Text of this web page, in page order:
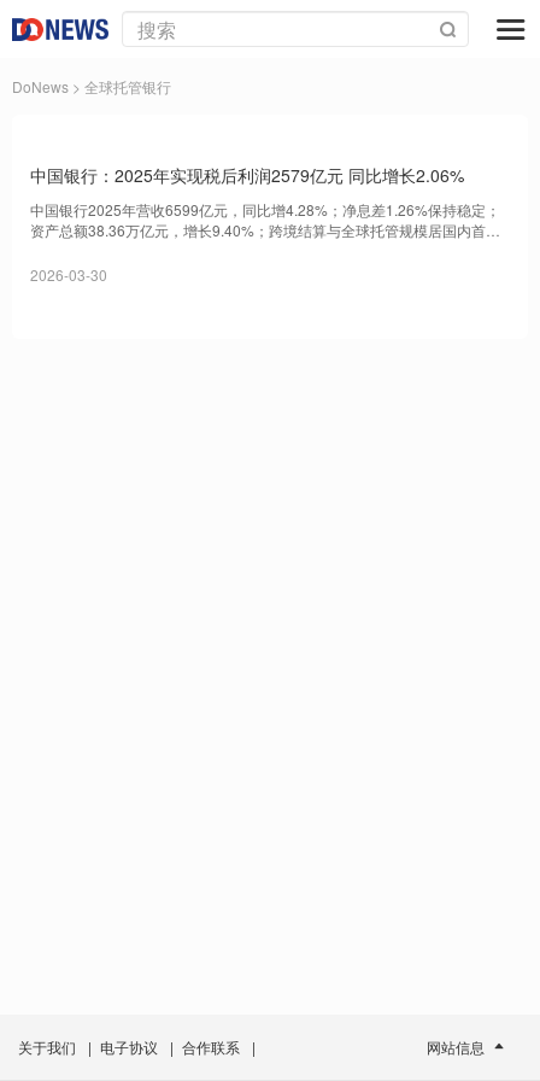
DoNews > 全球托管银行
中国银行：2025年实现税后利润2579亿元 同比增长2.06%
中国银行2025年营收6599亿元，同比增4.28%；净息差1.26%保持稳定；
资产总额38.36万亿元，增长9.40%；跨境结算与全球托管规模居国内首
2026-03-30
关于我们 | 电子协议 | 合作联系 | 网站信息